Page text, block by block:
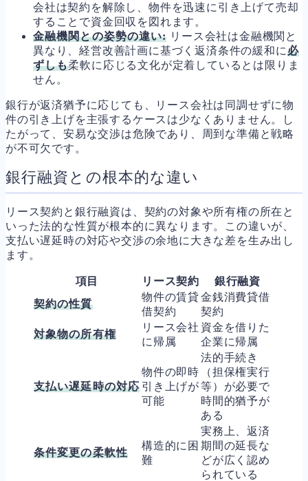
会社は契約を解除し、物件を迅速に引き上げて売却
することで資金回収を図れます。
金融機関との姿勢の違い: リース会社は金融機関と
異なり、経営改善計画に基づく返済条件の緩和に必
ずしも柔軟に応じる文化が定着しているとは限りま
せん。
銀行が返済猶予に応じても、リース会社は同調せずに物
件の引き上げを主張するケースは少なくありません。し
たがって、安易な交渉は危険であり、周到な準備と戦略
が不可欠です。
銀行融資との根本的な違い
リース契約と銀行融資は、契約の対象や所有権の所在と
いった法的な性質が根本的に異なります。この違いが、
支払い遅延時の対応や交渉の余地に大きな差を生み出し
ます。
項目 リース契約
銀行融資
契約の性質
物件の賃貸
借契約
金銭消費貸借
契約
対象物の所有権
リース会社
に帰属
資金を借りた
企業に帰属
支払い遅延時の対応
物件の即時
引き上げが
可能
法的手続き
（担保権実行
等）が必要で
時間的猶予が
ある
条件変更の柔軟性
構造的に困
難
実務上、返済
期間の延長な
どが広く認め
られている